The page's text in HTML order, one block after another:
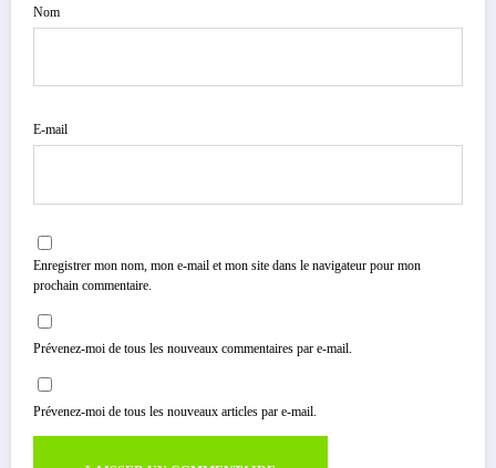
Nom
E-mail
Enregistrer mon nom, mon e-mail et mon site dans le navigateur pour mon
prochain commentaire.
Prévenez-moi de tous les nouveaux commentaires par e-mail.
Prévenez-moi de tous les nouveaux articles par e-mail.